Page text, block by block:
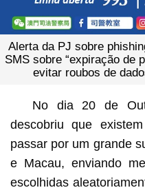
Alerta da PJ sobre
SMS sobre “expiração de
evitar roubos de
No dia 20 de
descobriu que
passar por um grande
e Macau, enviando
escolhidas